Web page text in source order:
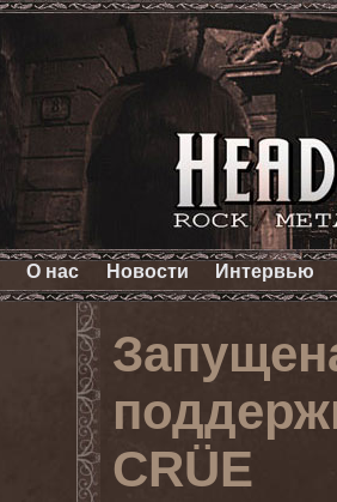
О нас Новости Интервью
CRÜE